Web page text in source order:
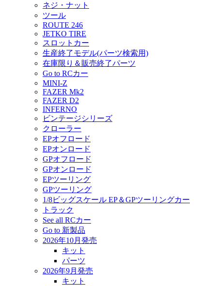
ネジ・ナット
ツール
ROUTE 246
JETKO TIRE
スロットカー
生産終了モデル(パーツ検索用)
在庫限り＆販売終了パーツ
Go to RCカー
MINI-Z
FAZER Mk2
FAZER D2
INFERNO
ビンテージシリーズ
クローラー
EPオフロード
EPオンロード
GPオフロード
GPオンロード
EPツーリング
GPツーリング
1/8ビッグスケール EP＆GPツーリングカー
トラック
See all RCカー
Go to 新製品
2026年10月発売
キット
パーツ
2026年9月発売
キット